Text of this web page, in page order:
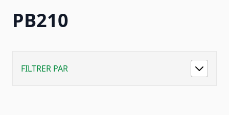
PB210
FILTRER PAR